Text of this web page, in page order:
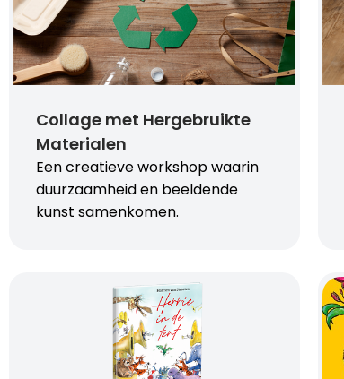
Collage met Hergebruikte
Materialen
Een creatieve workshop waarin
duurzaamheid en beeldende
kunst samenkomen.